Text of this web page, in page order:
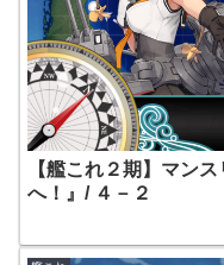
【艦これ２期】マン
へ！』/ ４－２